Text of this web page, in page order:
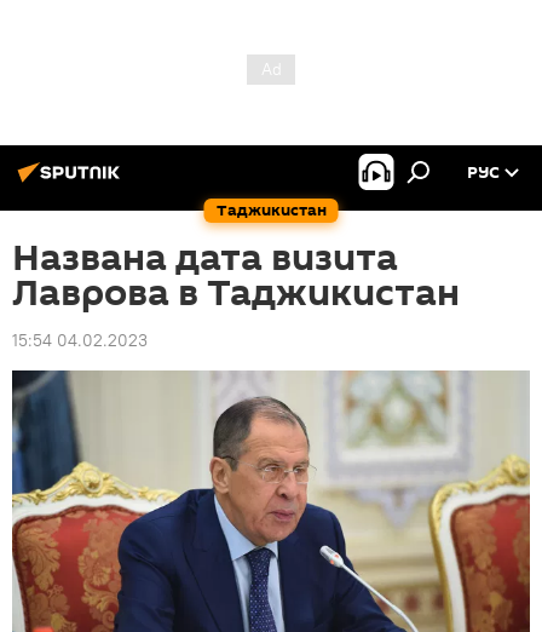
Таджикистан
РУС
Названа дата визита
Лаврова в Таджикистан
15:54 04.02.2023